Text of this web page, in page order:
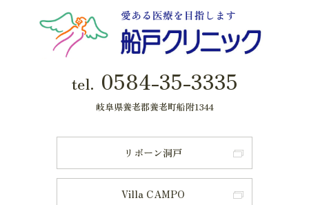
tel. 0584-35-3335
岐阜県養老郡養老町船附1344
リボーン洞戸
Villa CAMPO